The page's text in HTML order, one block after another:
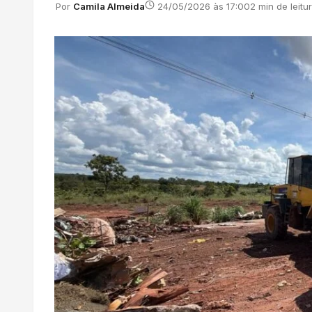
Por Camila Almeida 24/05/2026 às 17:002 min de